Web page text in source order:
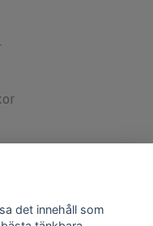
det innehåll som